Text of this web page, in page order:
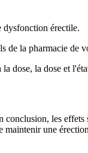
dysfonction érectile.
la pharmacie de
dose, la dose et
les
une